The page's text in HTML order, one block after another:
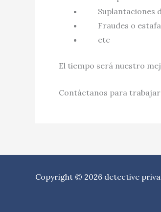
Suplantaciones
Fraudes o
etc
El tiempo será nuestro
Contáctanos para
Copyright © 2026 detective